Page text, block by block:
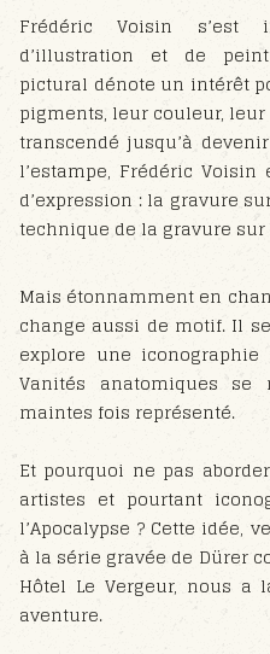
Frédéric Voisin
d’illustration et de
pictural dénote un intérêt
pigments, leur couleur,
transcendé jusqu’à
l’estampe, Frédéric
d’expression : la gravure
technique de la gravure sur
Mais étonnamment en
change aussi de motif. Il
explore une
Vanités anatomiques
maintes fois représenté.
Et pourquoi ne pas
artistes et pourtant
l’Apocalypse ? Cette idée,
à la série gravée de Dürer
Hôtel Le Vergeur, nous a
aventure.